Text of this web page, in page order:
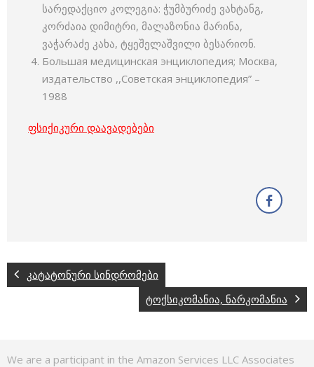
სარედაქციო კოლეგია: ჭუმბურიძე ვახტანგ,
კორძაია დიმიტრი, მალაზონია მარინა,
ვაჭარაძე კახა, ტყეშელაშვილი ბესარიონ.
Большая медицинская энциклопедия; Москва,
издательство ,,Советская энциклопедия” –
1988
ფსიქიკური დაავადებები
კატატონური სინდრომები
ტოქსიკომანია, ნარკომანია
We are a participant in the Amazon Services LLC Associates